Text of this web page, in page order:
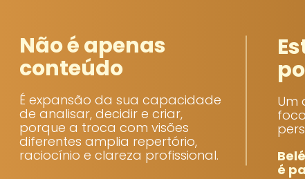
Não é apenas
conteúdo
É expansão da sua capacidade
de analisar, decidir e criar,
porque a troca com visões
diferentes amplia repertório,
raciocínio e clareza profissional.
Um
é